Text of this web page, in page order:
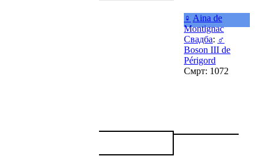
♀ Aina de
Montignac
Свадба: ♂
Boson III de
Périgord
Смрт: 1072